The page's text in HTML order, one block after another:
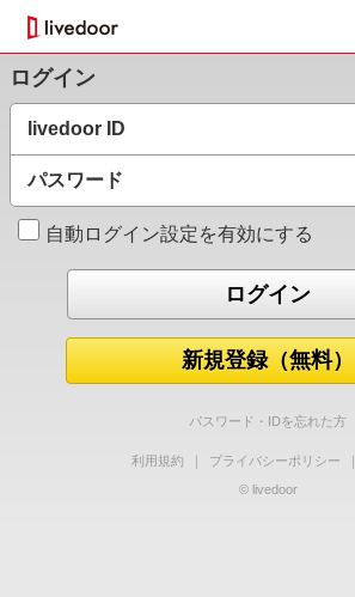
ログイン
livedoor ID
パスワード
自動ログイン設定を有効にする
新規登録（無料）
パスワード・IDを忘れた方
利用規約 ｜ プライバシーポリシー ｜
© livedoor